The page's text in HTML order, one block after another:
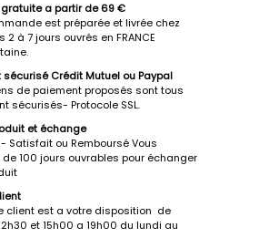
gratuite a partir de 69 €
est préparée et livrée chez
2 à 7 jours ouvrés en FRANCE
sécurisé Crédit Mutuel ou Paypal
de paiement proposés sont tous
sécurisés- Protocole SSL.
et échange
Satisfait ou Remboursé Vous
100 jours ouvrables pour échanger
client est a votre disposition de
et 15h00 a 19h00 du lundi au